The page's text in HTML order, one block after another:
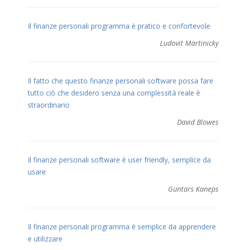
Il finanze personali programma è pratico e confortevole
Ludovit Martinicky
Il fatto che questo finanze personali software possa fare
tutto ciò che desidero senza una complessità reale è
straordinario
David Blowes
Il finanze personali software è user friendly, semplice da
usare
Guntars Kaneps
Il finanze personali programma è semplice da apprendere
e utilizzare